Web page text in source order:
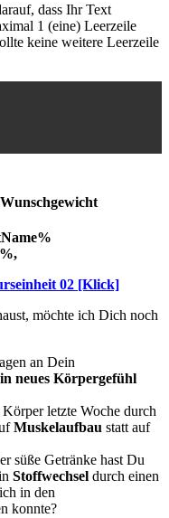
dass Ihr Text
1 (eine) Leerzeile
keine weitere Leerzeile
02 [Klick]
möchte ich Dich noch
an Dein
neues Körpergefühl
letzte Woche durch
Muskelaufbau statt auf
süße Getränke hast Du
Stoffwechsel durch einen
in den
konnte?